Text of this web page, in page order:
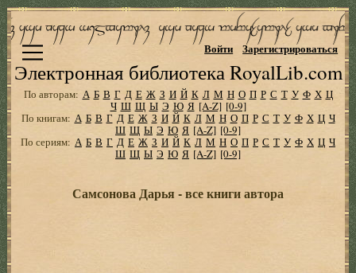
Электронная библиотека RoyalLib.com
Войти Зарегистрироваться
По авторам: А Б В Г Д Е Ж З И Й К Л М Н О П Р С Т У Ф Х Ц
Ч Ш Щ Ы Э Ю Я [A-Z] [0-9]
По книгам: А Б В Г Д Е Ж З И Й К Л М Н О П Р С Т У Ф Х Ц Ч
Ш Щ Ы Э Ю Я [A-Z] [0-9]
По сериям: А Б В Г Д Е Ж З И Й К Л М Н О П Р С Т У Ф Х Ц Ч
Ш Щ Ы Э Ю Я [A-Z] [0-9]
Самсонова Дарья - все книги автора